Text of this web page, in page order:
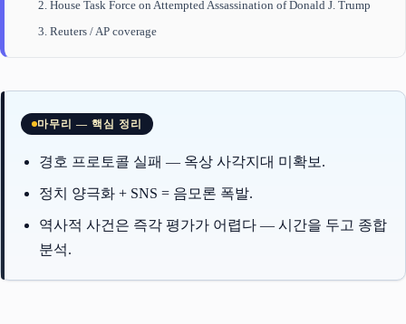
House Task Force on Attempted Assassination of Donald J. Trump
Reuters / AP coverage
마무리 — 핵심 정리
경호 프로토콜 실패 — 옥상 사각지대 미확보.
정치 양극화 + SNS = 음모론 폭발.
역사적 사건은 즉각 평가가 어렵다 — 시간을 두고 종합
분석.